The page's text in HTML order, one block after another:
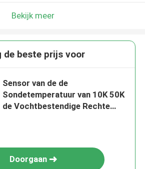
Bekijk meer
de beste prijs voor
Sensor van de de
Sondetemperatuur van 10K 50K
de Vochtbestendige Rechte
Doorgaan